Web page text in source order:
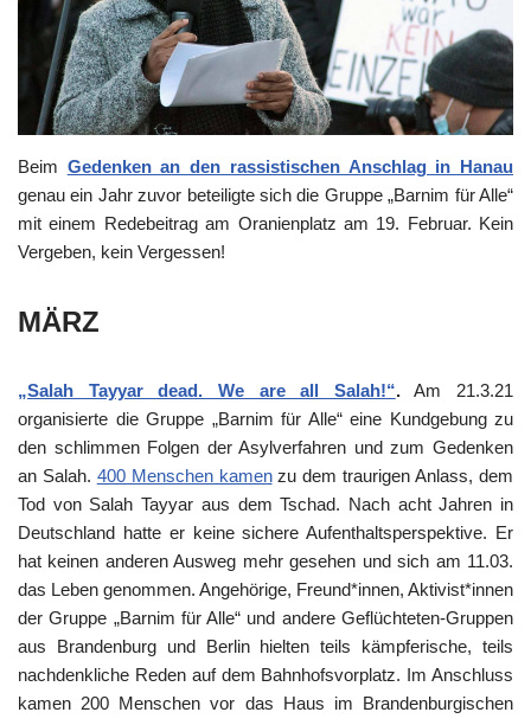
Beim Gedenken an den rassistischen Anschlag in Hanau
genau ein Jahr zuvor beteiligte sich die Gruppe „Barnim für Alle“
mit einem Redebeitrag am Oranienplatz am 19. Februar. Kein
Vergeben, kein Vergessen!
MÄRZ
„Salah Tayyar dead. We are all Salah!“.Am 21.3.21
organisierte die Gruppe „Barnim für Alle“ eine Kundgebung zu
den schlimmen Folgen der Asylverfahren und zum Gedenken
an Salah. 400 Menschen kamenzu dem traurigen Anlass, dem
Tod von Salah Tayyar aus dem Tschad. Nach acht Jahren in
Deutschland hatte er keine sichere Aufenthaltsperspektive. Er
hat keinen anderen Ausweg mehr gesehen und sich am 11.03.
das Leben genommen. Angehörige, Freund*innen, Aktivist*innen
der Gruppe „Barnim für Alle“ und andere Geflüchteten-Gruppen
aus Brandenburg und Berlin hielten teils kämpferische, teils
nachdenkliche Reden auf dem Bahnhofsvorplatz. Im Anschluss
kamen 200 Menschen vor das Haus im Brandenburgischen